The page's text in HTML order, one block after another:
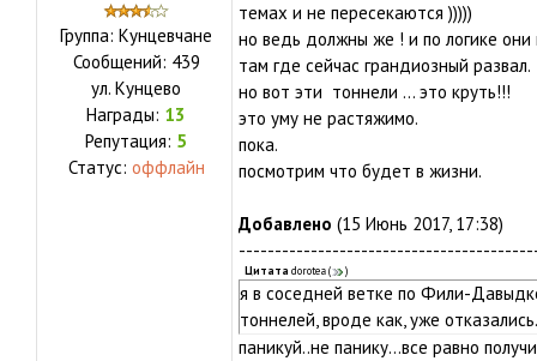
Группа: Кунцевчане
Сообщений: 439
ул. Кунцево
Награды: 13
Репутация: 5
Статус: оффлайн
темах и не пересекаются )))))
но ведь должны же ! и по логике они
там где сейчас грандиозный развал.
но вот эти тоннели ... это круть!!!
это уму не растяжимо.
пока.
посмотрим что будет в жизни.
Добавлено (15 Июнь 2017, 17:38)
Цитата dorotea( )
я в соседней ветке по Фили-
тоннелей, вроде как, уже
паникуй..не панику...все равно